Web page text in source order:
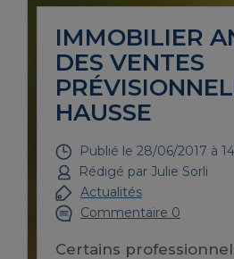
IMMOBILIER
DES VENTES
HAUSSE
Publié le 28/06/2017 à
Rédigé par Julie Sorli
Actualités
Commentaire 0
Certains